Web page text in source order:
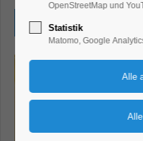
Eintritt frei
OpenStreetMap und
Statistik
Matomo, Google